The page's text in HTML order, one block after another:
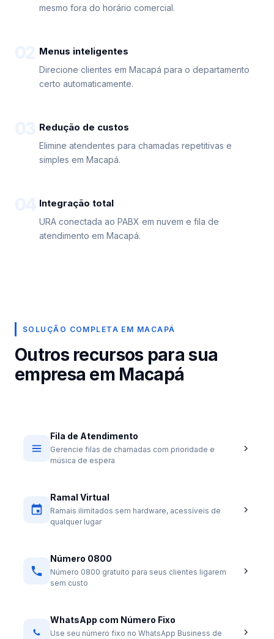
mesmo fora do horário comercial.
Menus inteligentes
Direcione clientes em Macapá para o departamento
certo automaticamente.
Redução de custos
Elimine atendentes para chamadas repetitivas e
simples em Macapá.
Integração total
URA conectada ao PABX em nuvem e fila de
atendimento em Macapá.
SOLUÇÃO COMPLETA EM MACAPÁ
Outros recursos para sua
empresa em Macapá
Fila de Atendimento
Gerencie filas de chamadas com prioridade e
música de espera
Ramal Virtual
Ramais ilimitados sem hardware, acessíveis de
qualquer lugar
Número 0800
Número 0800 gratuito para seus clientes ligarem
sem custo
WhatsApp com Número Fixo
Use seu número fixo no WhatsApp Business de